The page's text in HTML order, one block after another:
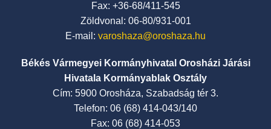
Fax: +36-68/411-545
Zöldvonal: 06-80/931-001
E-mail: varoshaza@oroshaza.hu
Békés Vármegyei Kormányhivatal Orosházi Járási
Hivatala Kormányablak Osztály
Cím: 5900 Orosháza, Szabadság tér 3.
Telefon: 06 (68) 414-043/140
Fax: 06 (68) 414-053